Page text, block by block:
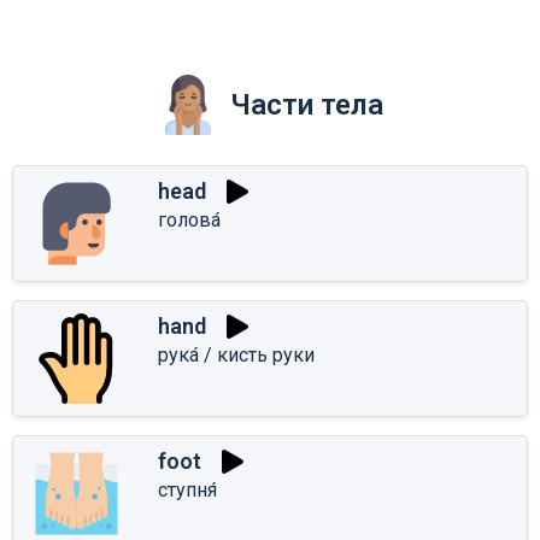
Части тела
head
голова́
hand
рука́ / кисть руки
foot
ступня́